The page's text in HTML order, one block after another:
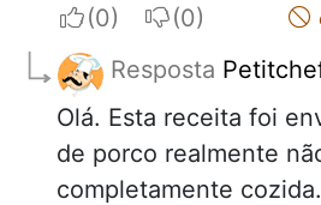
I apreciateI do not
Resposta
Olá. Esta receita foi
de porco realmente
completamente